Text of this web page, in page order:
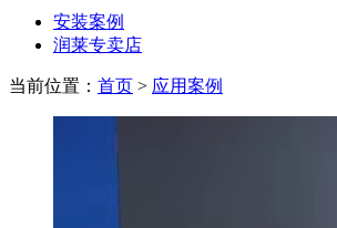
安装案例
润莱专卖店
当前位置： 首页 > 应用案例